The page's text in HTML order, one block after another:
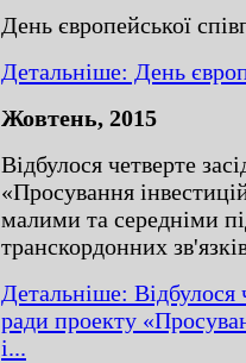
День європейської
Детальніше: День
Жовтень, 2015
Відбулося четверте
«Просування
малими та середніми
транскордонних
Детальніше: Відбулося
ради проекту
і...